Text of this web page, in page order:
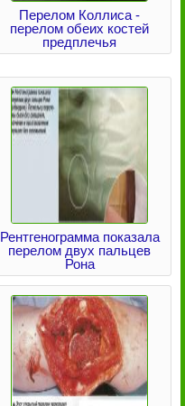
Перелом Коллиса -
перелом обеих костей
предплечья
Рентгенограмма показала
перелом двух пальцев
Рона